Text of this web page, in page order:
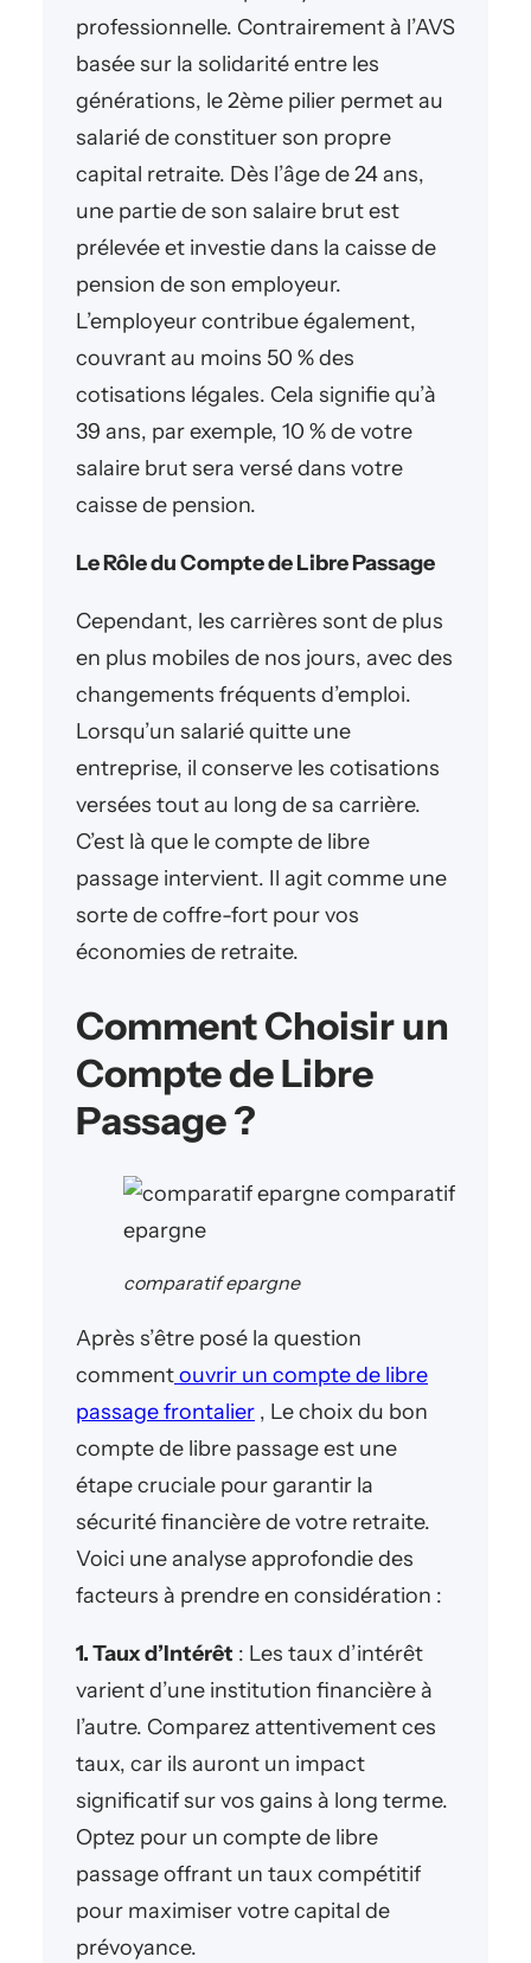
professionnelle. Contrairement à l’AVS
basée sur la solidarité entre les
générations, le 2ème pilier permet au
salarié de constituer son propre
capital retraite. Dès l’âge de 24 ans,
une partie de son salaire brut est
prélevée et investie dans la caisse de
pension de son employeur.
L’employeur contribue également,
couvrant au moins 50 % des
cotisations légales. Cela signifie qu’à
39 ans, par exemple, 10 % de votre
salaire brut sera versé dans votre
caisse de pension.
Le Rôle du Compte de Libre Passage
Cependant, les carrières sont de plus
en plus mobiles de nos jours, avec des
changements fréquents d’emploi.
Lorsqu’un salarié quitte une
entreprise, il conserve les cotisations
versées tout au long de sa carrière.
C’est là que le compte de libre
passage intervient. Il agit comme une
sorte de coffre-fort pour vos
économies de retraite.
Comment Choisir un
Compte de Libre
Passage ?
comparatif epargne
Après s’être posé la question
commentouvrir un compte de libre
passage frontalier , Le choix du bon
compte de libre passage est une
étape cruciale pour garantir la
sécurité financière de votre retraite.
Voici une analyse approfondie des
facteurs à prendre en considération :
1. Taux d’Intérêt : Les taux d’intérêt
varient d’une institution financière à
l’autre. Comparez attentivement ces
taux, car ils auront un impact
significatif sur vos gains à long terme.
Optez pour un compte de libre
passage offrant un taux compétitif
pour maximiser votre capital de
prévoyance.